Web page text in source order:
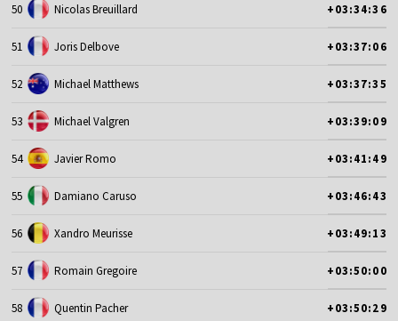
50 Nicolas Breuillard +03:34:36
51 Joris Delbove +03:37:06
52 Michael Matthews +03:37:35
53 Michael Valgren +03:39:09
54 Javier Romo +03:41:49
55 Damiano Caruso +03:46:43
56 Xandro Meurisse +03:49:13
57 Romain Gregoire +03:50:00
58 Quentin Pacher +03:50:29